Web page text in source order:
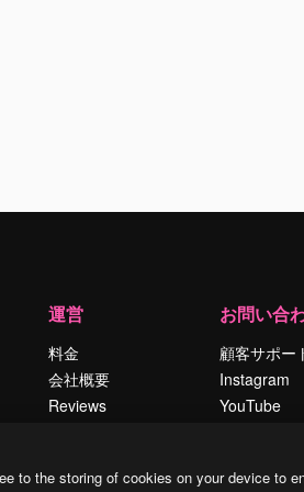
運営
料金
会社概要
Reviews
ブログ
お問い合
顧客サポー
Instagram
YouTube
Discord
to the storing of cookies on your device to